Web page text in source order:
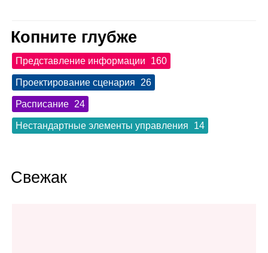
Копните глубже
Представление информации 160
Проектирование сценария 26
Расписание 24
Нестандартные элементы управления 14
Свежак